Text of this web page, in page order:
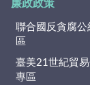
廉政政策
聯合國反貪腐公
區
臺美21世紀貿
專區